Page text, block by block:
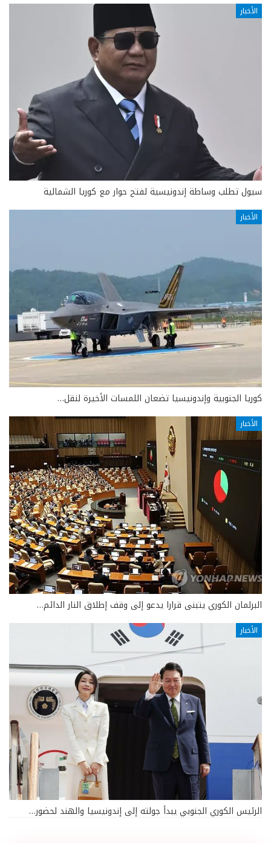
الأخبار
سيول تطلب وساطة إندونيسية لفتح حوار مع كوريا الشمالية
الأخبار
كوريا الجنوبية وإندونيسيا تضعان اللمسات الأخيرة لنقل…
الأخبار
البرلمان الكوري يتبنى قرارا يدعو إلى وقف إطلاق النار الدائم…
الأخبار
الرئيس الكوري الجنوبي يبدأ جولته إلى إندونيسيا والهند لحضور…